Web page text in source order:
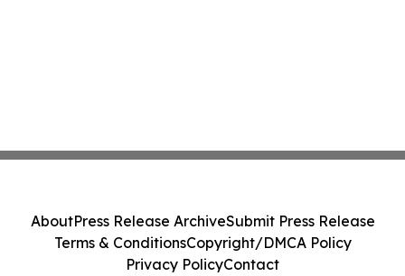
AboutPress Release ArchiveSubmit Press Release
Terms & ConditionsCopyright/DMCA Policy
Privacy PolicyContact